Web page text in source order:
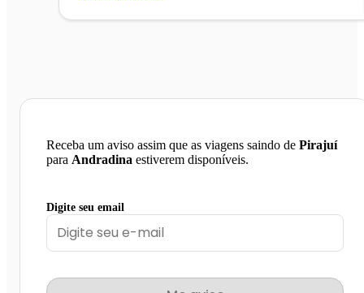
Receba um aviso assim que as viagens saindo de Pirajuí
para Andradina estiverem disponíveis.
Digite seu email